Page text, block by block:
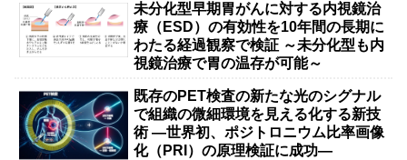
未分化型早期胃がんに対する内視鏡治
療（ESD）の有効性を10年間の長期に
わたる経過観察で検証 ～未分化型も内
視鏡治療で胃の温存が可能～
既存のPET検査の新たな光のシグナル
で組織の微細環境を見える化する新技
術 ―世界初、ポジトロニウム比率画像
化（PRI）の原理検証に成功―